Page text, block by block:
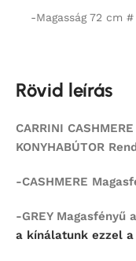
-Magasság 72 cm
Rövid leírás
CARRINI
KONYHABÚTOR
-CASHMERE
-GREY Magasfényű
a kínálatunk ezzel